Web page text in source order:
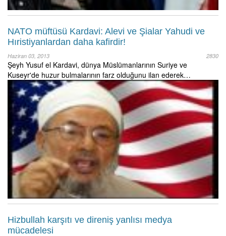
NATO müftüsü Kardavi: Alevi ve Şialar Yahudi ve
Hıristiyanlardan daha kafirdir!
Haziran 03, 2013 2830
Şeyh Yusuf el Kardavi, dünya Müslümanlarının Suriye ve
Kuseyr'de huzur bulmalarının farz olduğunu ilan ederek…
Hizbullah karşıtı ve direniş yanlısı medya
mücadelesi